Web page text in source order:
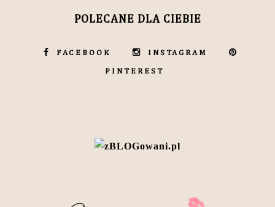
POLECANE DLA CIEBIE
FACEBOOK INSTAGRAM
PINTEREST